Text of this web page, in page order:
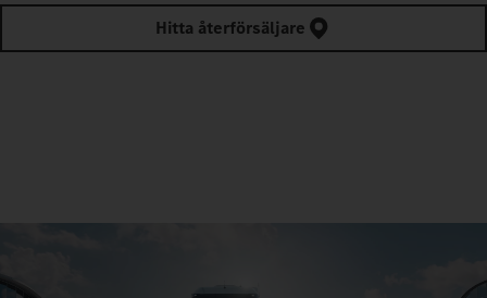
Hitta återförsäljare